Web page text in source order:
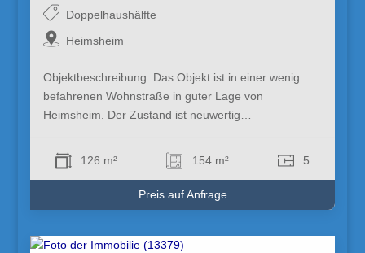
Doppelhaushälfte
Heimsheim
Objektbeschreibung: Das Objekt ist in einer wenig
befahrenen Wohnstraße in guter Lage von
Heimsheim. Der Zustand ist neuwertig…
126 m² 154 m² 5
Preis auf Anfrage